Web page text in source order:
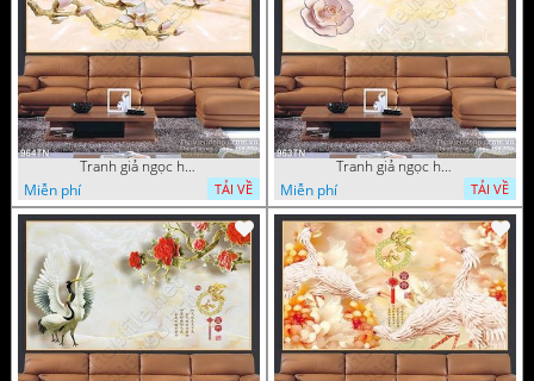
Tranh giả ngọc hoa thư pháp treo tường
Miễn phí
TẢI VỀ
Tranh giả ngọc hoa thư pháp
Miễn phí
TẢI VỀ